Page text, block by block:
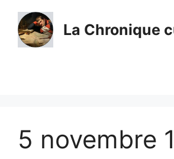
contenu
La Chronique
5 novembre